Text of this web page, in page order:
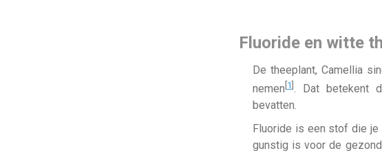
Fluoride en witte
De theeplant, Camellia
nemen 1 . Dat betekent
bevatten.
Fluoride is een stof die je
gunstig is voor de